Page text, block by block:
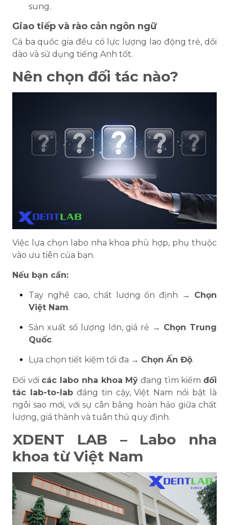
sung.
Giao tiếp và rào cản ngôn ngữ
Cả ba quốc gia đều có lực lượng lao động trẻ, dồi
dào và sử dụng tiếng Anh tốt.
Nên chọn đối tác nào?
Việc lựa chọn labo nha khoa phù hợp, phụ thuộc
vào ưu tiên của bạn.
Nếu bạn cần:
Tay nghề cao, chất lượng ổn định → Chọn
Việt Nam.
Sản xuất số lượng lớn, giá rẻ → Chọn Trung
Quốc.
Lựa chọn tiết kiệm tối đa → Chọn Ấn Độ.
Đối với các labo nha khoa Mỹ đang tìm kiếmđối
tác lab-to-labđáng tin cậy, Việt Nam nổi bật là
ngôi sao mới, với sự cân bằng hoàn hảo giữa chất
lượng, giá thành và tuân thủ quy định.
XDENT LAB – Labo nha
khoa từ Việt Nam